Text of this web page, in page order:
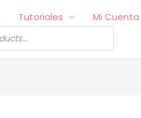
Tutoriales Mi Cuenta